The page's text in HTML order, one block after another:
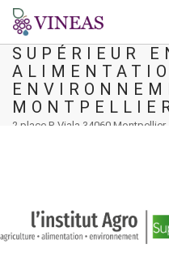
HOME
ABOUT VINEAS
IMPACT OF CLIMATE CHANGE
LOGIN
INSTITUT
SUPÉRIEUR
2 place P. Viala 34060 Montpellier